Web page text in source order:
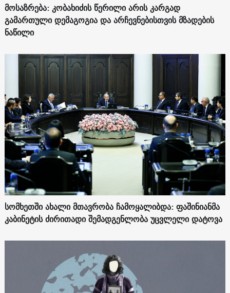
მოსაზრება: კობახიძის წერილი არის კარგად
გამართული დემაგოგია და არჩევნებისთვის მზადების
ნაწილი
სომხეთში ახალი მთავრობა ჩამოყალიბდა: ფაშინიანმა
კაბინეტის ძირითადი შემადგენლობა უცვლელი დატოვა